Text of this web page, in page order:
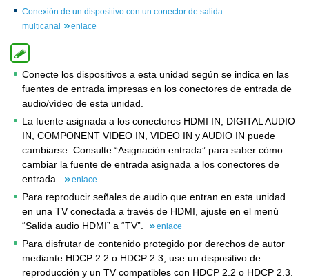
Conexión de un dispositivo con un conector de salida
multicanal
enlace
Conecte los dispositivos a esta unidad según se indica en las
fuentes de entrada impresas en los conectores de entrada de
audio/vídeo de esta unidad.
La fuente asignada a los conectores HDMI IN, DIGITAL AUDIO
IN, COMPONENT VIDEO IN, VIDEO IN y AUDIO IN puede
cambiarse. Consulte “Asignación entrada” para saber cómo
cambiar la fuente de entrada asignada a los conectores de
entrada.
enlace
Para reproducir señales de audio que entran en esta unidad
en una TV conectada a través de HDMI, ajuste en el menú
“Salida audio HDMI” a “TV”.
enlace
Para disfrutar de contenido protegido por derechos de autor
mediante HDCP 2.2 o HDCP 2.3, use un dispositivo de
reproducción y un TV compatibles con HDCP 2.2 o HDCP 2.3.